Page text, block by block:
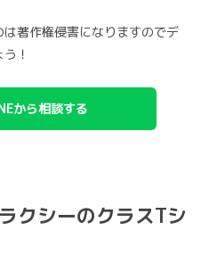
著作権侵害になりますのでデ
！
から相談する
クシーのクラスTシ